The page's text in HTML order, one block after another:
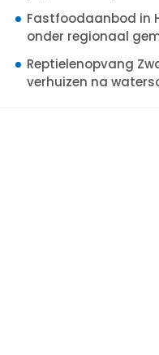
Fastfoodaanbod in
onder regionaal
Reptielenopvang
verhuizen na